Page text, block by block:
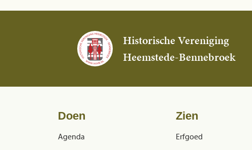
Historische Vereniging
Heemstede-Bennebroek
Doen
Agenda
Zien
Erfgoed